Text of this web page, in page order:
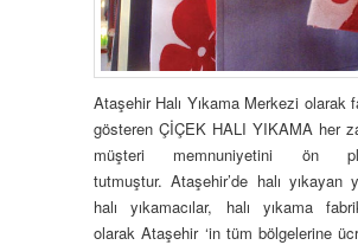
Ataşehir Halı Yıkama Merkezi olarak
gösteren ÇİÇEK HALI YIKAMA her
müşteri memnuniyetini ön
tutmuştur. Ataşehir’de halı yıkayan
halı yıkamacılar, halı yıkama
olarak Ataşehir ‘in tüm bölgelerine